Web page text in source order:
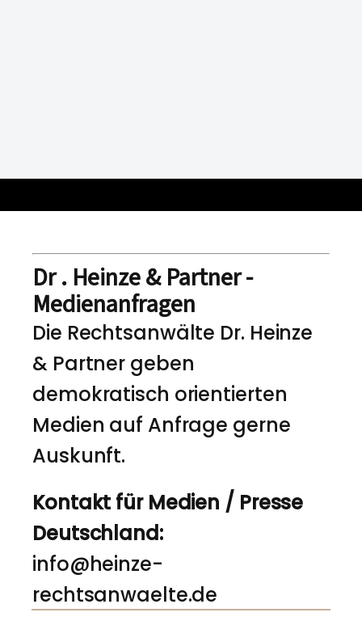
Dr . Heinze & Partner -
Medienanfragen
Die Rechtsanwälte Dr. Heinze
& Partner geben
demokratisch orientierten
Medien auf Anfrage gerne
Auskunft.
Kontakt für Medien / Presse
Deutschland:
info@heinze-
rechtsanwaelte.de